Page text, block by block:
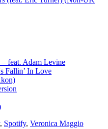
– feat. Adam Levine
Fallin’ In Love
, Spotify, Veronica Maggio